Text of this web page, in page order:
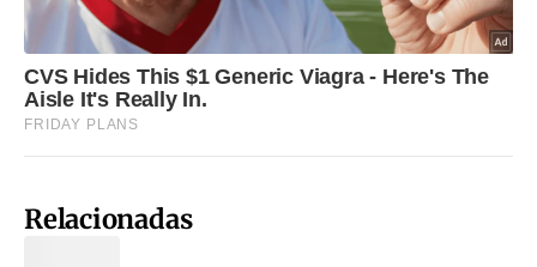
Relacionadas